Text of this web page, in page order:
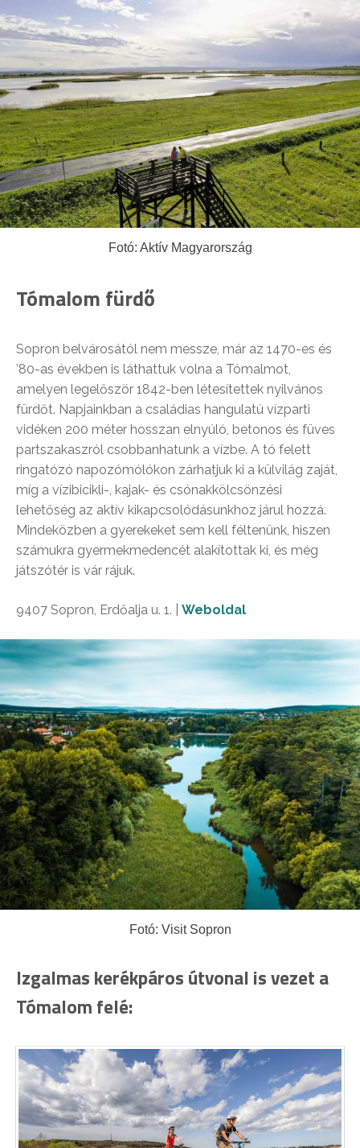
Fotó: Aktív Magyarország
Tómalom fürdő
Sopron belvárosától nem messze, már az 1470-es és
’80-as években is láthattuk volna a Tómalmot,
amelyen legelőször 1842-ben létesítettek nyilvános
fürdőt. Napjainkban a családias hangulatú vízparti
vidéken 200 méter hosszan elnyúló, betonos és füves
partszakaszról csobbanhatunk a vízbe. A tó felett
ringatózó napozómólókon zárhatjuk ki a külvilág zaját,
míg a vízibicikli-, kajak- és csónakkölcsönzési
lehetőség az aktív kikapcsolódásunkhoz járul hozzá.
Mindeközben a gyerekeket sem kell féltenünk, hiszen
számukra gyermekmedencét alakítottak ki, és még
játszótér is vár rájuk.
9407 Sopron, Erdőalja u. 1. | Weboldal
Fotó: Visit Sopron
Izgalmas kerékpáros útvonal is vezet a
Tómalom felé: